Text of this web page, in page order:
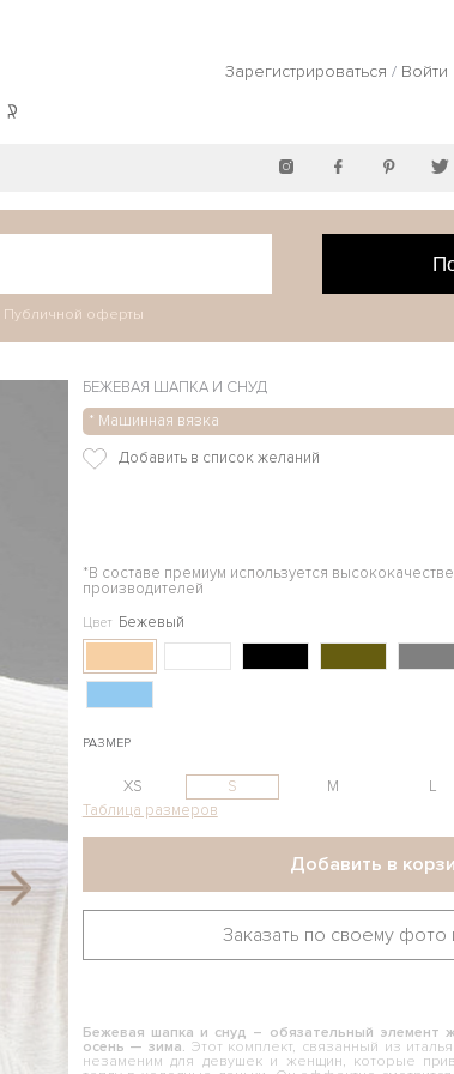
Зарегистрироваться / Войти
Публичной оферты
БЕЖЕВАЯ ШАПКА И СНУД
* Машинная вязка
*В составе премиум используется
производителей
Цвет Бежевый
РАЗМЕР
XS S M L
Таблица размеров
Добавить в
Заказать по своему фото
Бежевая шапка и снуд – обязательный элемент
осень — зима. Этот комплект, связанный из
незаменим для девушек и женщин, которые